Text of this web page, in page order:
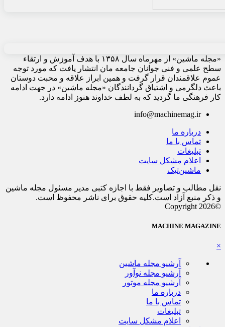
«مجله ماشین» از مهرماه سال ۱۳۵۸ با هدف آموزش و ارتقاء
سطح علمی و فنی جوانان جامعه مان انتشار یافت که مورد توجه
عموم علاقمندان قرار گرفت و همین ابراز علاقه و محبت دوستان
باعث دلگرمی و اشتیاق گردانندگان «مجله ماشین» در جهت ادامه
کار فرهنگی ما گردید که به لطف خداوند هنوز ادامه دارد.
info@machinemag.ir
درباره ما
تماس با ما
تبلیغات
اعلام مشکل سایت
ماشین‌تیک
نقل مطالب و تصاویر فقط با اجازه کتبی مدیر مسئول مجله ماشین
و ذکر منبع آزاد است.کلیه حقوق برای ناشر محفوظ است.
©Copyright 2026
MACHINE MAGAZINE
×
آرشیو مجله ماشین
آرشیو مجله نوآور
آرشیو مجله موتور
درباره ما
تماس با ما
تبلیغات
اعلام مشکل سایت